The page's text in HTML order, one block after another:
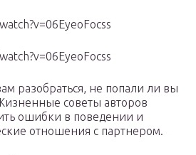
разобраться, не попали ли вы
советы авторов
ошибки в поведении и
отношения с партнером.